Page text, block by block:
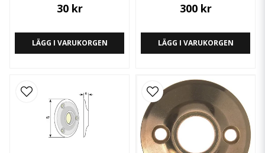
30 kr
LÄGG I VARUKORGEN
300 kr
LÄGG I VARUKORGEN